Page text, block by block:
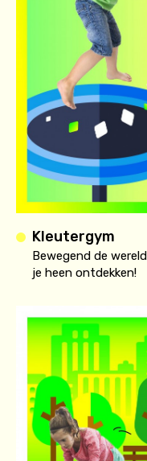
Kleutergym
Bewegend de
je heen ontdekken!